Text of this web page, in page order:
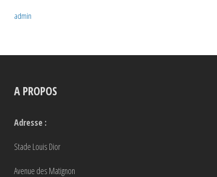
admin
A PROPOS
Adresse :
Stade Louis Dior
Avenue des Matignon